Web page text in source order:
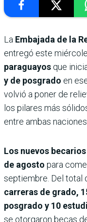
La Embajada de la
entregó este
paraguayos que
y de posgrado en
volvió a poner de
los pilares más
entre ambas naciones.
Los nuevos
de agosto para
septiembre. Del total
carreras de grado,
posgrado y 10
se otorgaron becas